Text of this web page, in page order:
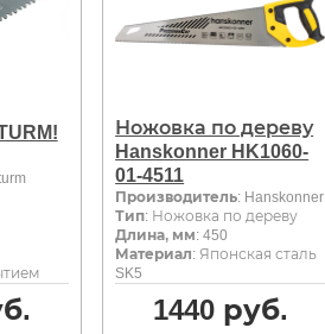
Ножовка по дереву
Hanskonner HK1060-
01-4511
Производитель: Hanskonner
Тип: Ножовка по дереву
Длина, мм: 450
Материал: Японская сталь
SK5
1440руб.